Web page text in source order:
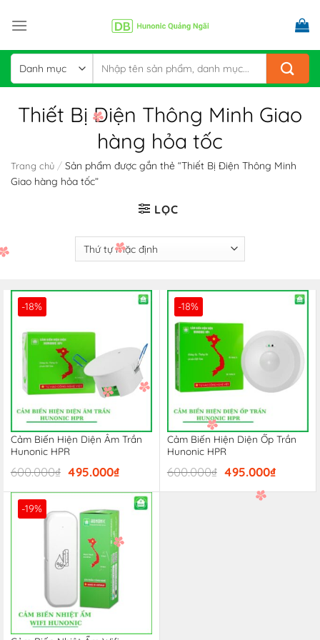
kiếm:
Thiết Bị Điện Thông Minh Giao
hàng hỏa tốc
Trang chủ / Sản phẩm được gắn thẻ “Thiết Bị Điện Thông Minh
Giao hàng hỏa tốc”
LỌC
-18%
Cảm Biến Hiện Diện Âm Trần
Hunonic HPR
600.000₫ Giá
là:
600.000₫.
495.000₫Giá
tại
là:
-18%
Cảm Biến Hiện Diện Ốp Trần
Hunonic HPR
600.000₫ Giá
là:
495.000₫Giá
tại
-19%